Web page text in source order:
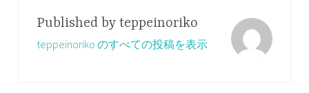
Published by teppeinoriko
teppeinoriko のすべての投稿を表示